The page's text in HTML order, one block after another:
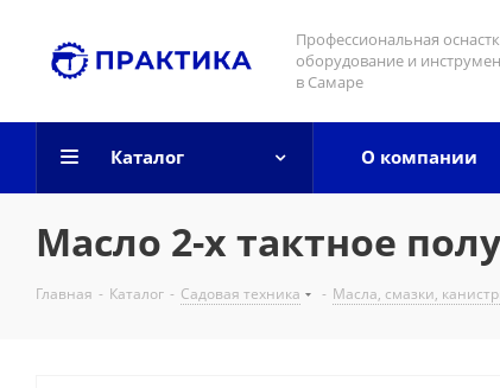
Профессиональная
оборудование и
в Самаре
Каталог О компании
Масло 2-х тактное
Главная - Каталог - Садовая техника - Масла, смазки,